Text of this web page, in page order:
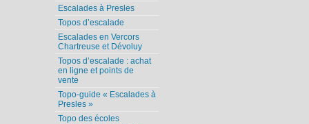
Escalades à Presles
Topos d’escalade
Escalades en Vercors
Chartreuse et Dévoluy
Topos d’escalade : achat
en ligne et points de
vente
Topo-guide « Escalades à
Presles »
Topo des écoles